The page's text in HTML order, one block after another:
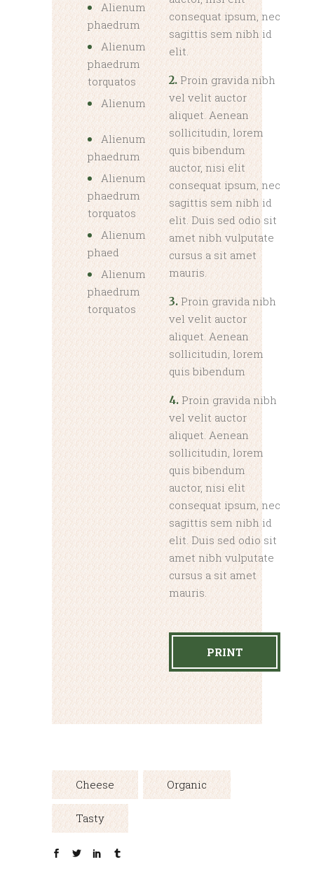
Alienum
phaedrum
Alienum
phaedrum
torquatos
Alienum
Alienum
phaedrum
Alienum
phaedrum
torquatos
Alienum
phaed
Alienum
phaedrum
torquatos
consequat ipsum, nec
sagittis sem nibh id
elit.
2. Proin gravida nibh
vel velit auctor
aliquet. Aenean
sollicitudin, lorem
quis bibendum
auctor, nisi elit
consequat ipsum, nec
sagittis sem nibh id
elit. Duis sed odio sit
amet nibh vulputate
cursus a sit amet
mauris.
3. Proin gravida nibh
vel velit auctor
aliquet. Aenean
sollicitudin, lorem
quis bibendum
4. Proin gravida nibh
vel velit auctor
aliquet. Aenean
sollicitudin, lorem
quis bibendum
auctor, nisi elit
consequat ipsum, nec
sagittis sem nibh id
elit. Duis sed odio sit
amet nibh vulputate
cursus a sit amet
mauris.
PRINT
Cheese Organic
Tasty